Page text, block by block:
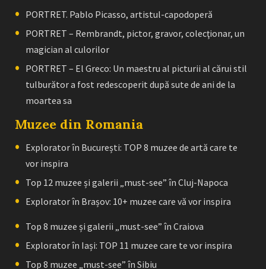
PORTRET. Pablo Picasso, artistul-capodoperă
PORTRET – Rembrandt, pictor, gravor, colecţionar, un
magician al culorilor
PORTRET – El Greco: Un maestru al picturii al cărui stil
tulburător a fost redescoperit după sute de ani de la
moartea sa
Muzee din Romania
Explorator în București: TOP 8 muzee de artă care te
vor inspira
Top 12 muzee și galerii „must-see” în Cluj-Napoca
Explorator în Brașov: 10+ muzee care vă vor inspira
Top 8 muzee și galerii „must-see” în Craiova
Explorator în Iași: TOP 11 muzee care te vor inspira
Top 8 muzee „must-see” în Sibiu